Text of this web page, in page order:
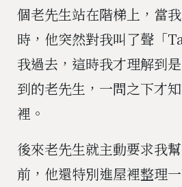
個老先生站在階梯上，當
時，他突然對我叫了聲「
我過去，這時我才理解到
到的老先生，一問之下才
裡。
後來老先生就主動要求我
前，他還特別進屋裡整理